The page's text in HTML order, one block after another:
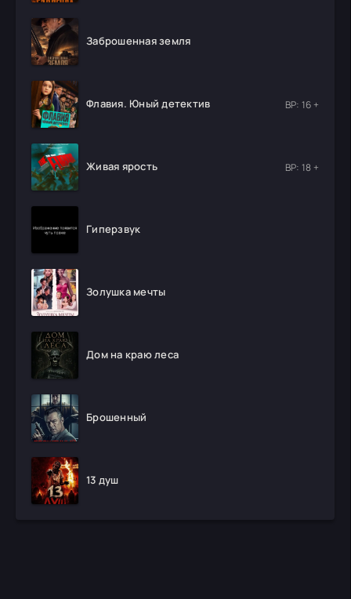
Заброшенная земля
Флавия. Юный детектив ВР: 16 +
Живая ярость ВР: 18 +
Гиперзвук
Золушка мечты
Дом на краю леса
Брошенный
13 душ